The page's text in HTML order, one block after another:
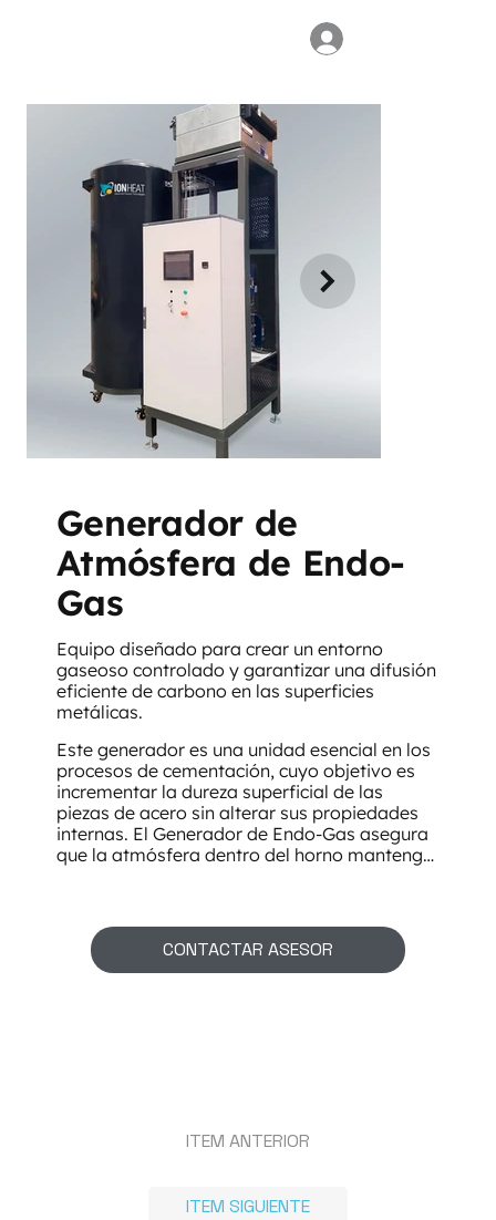
ITEM ANTERIOR
ITEM SIGUIENTE
Generador de
Atmósfera de Endo-
Gas
Equipo diseñado para crear un entorno
gaseoso controlado y garantizar una difusión
eficiente de carbono en las superficies
metálicas.
Este generador es una unidad esencial en los
procesos de cementación, cuyo objetivo es
incrementar la dureza superficial de las
piezas de acero sin alterar sus propiedades
internas. El Generador de Endo-Gas asegura
que la atmósfera dentro del horno mantenga
CONTACTAR ASESOR